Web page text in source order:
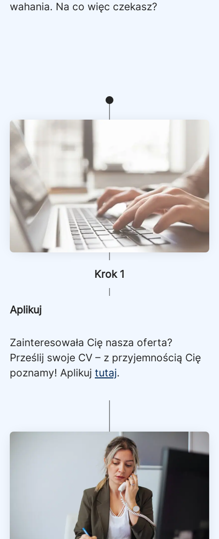
wahania. Na co więc czekasz?
Krok 1
Aplikuj
Zainteresowała Cię nasza oferta?
Prześlij swoje CV – z przyjemnością Cię
poznamy! Aplikuj tutaj.